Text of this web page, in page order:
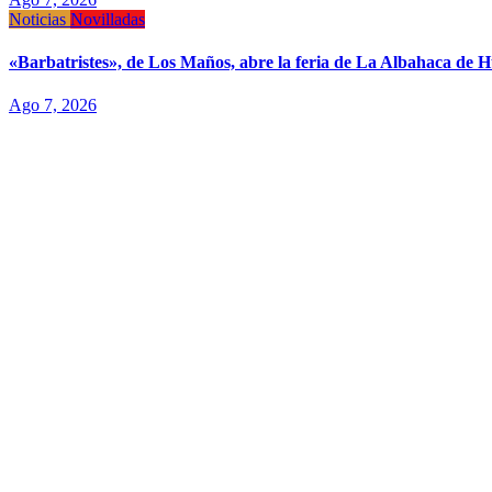
Noticias Novilladas
«Barbatristes», de Los Maños, abre la feria de La Albahaca de
Ago 7, 2026